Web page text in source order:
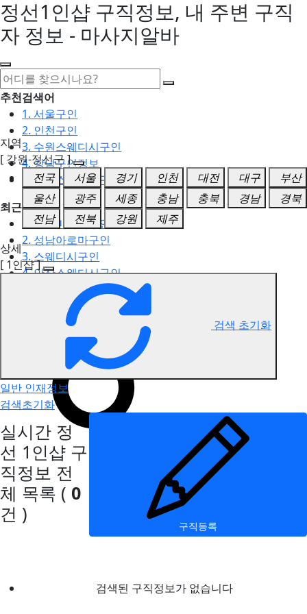
정선1인샵 구직정보, 내 주변 구직
자 정보 - 마사지알바
추천검색어
1. 서울구인
2. 인천구인
3. 수원스웨디시구인
4. 강남구인정보
5. 동탄스웨디시구인
최근검색어
1. 일산마사지구인
2. 성남아로마구인
3. 스웨디시구인
4. 안산스웨디시구인
5. 아로마구인
정선 1인샵 구직정보
지역
[ 강원-정선군 ]
전국
서울 경기 인천 대전 대구
부산
울산
광주 세종 충남 충북 경남
경북
전남
전북 강원
제주
상세
[ 1인샵 ]
검색 초기화
일반 인재정보
검색초기화
실시간 정
선 1인샵 구
직정보 전
체 목록 ( 0
건 )
구직등록
검색된 구직정보가 없습니다